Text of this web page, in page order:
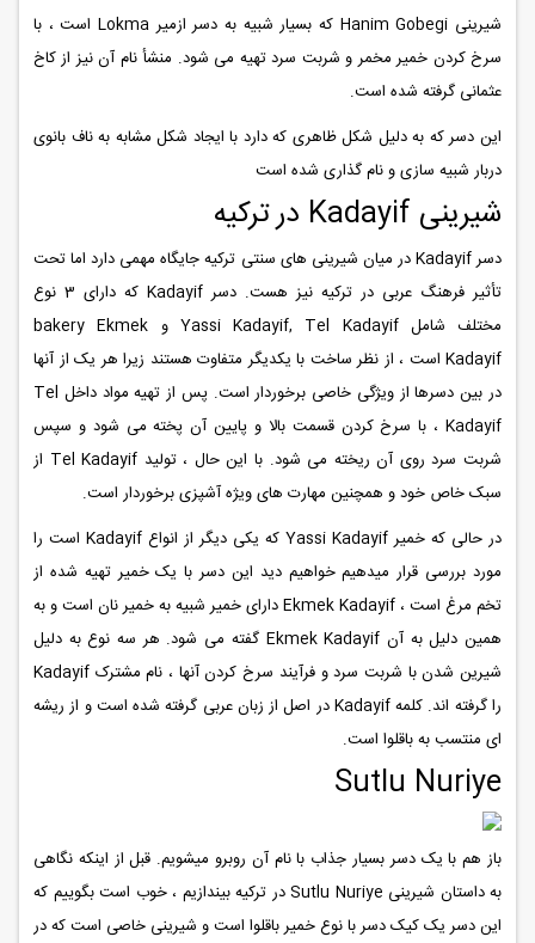
شیرینی Hanim Gobegi که بسیار شبیه به دسر ازمیر Lokma است ، با
سرخ کردن خمیر مخمر و شربت سرد تهیه می شود. منشأ نام آن نیز از کاخ
عثمانی گرفته شده است.
این دسر که به دلیل شکل ظاهری که دارد با ایجاد شکل مشابه به ناف بانوی
دربار شبیه سازی و نام گذاری شده است
شیرینی Kadayif در ترکیه
دسر Kadayif در میان شیرینی های سنتی ترکیه جایگاه مهمی دارد اما تحت
تأثیر فرهنگ عربی در ترکیه نیز هست. دسر Kadayif که دارای 3 نوع
مختلف شامل Yassi Kadayif, Tel Kadayif و bakery Ekmek
Kadayif است ، از نظر ساخت با یکدیگر متفاوت هستند زیرا هر یک از آنها
در بین دسرها از ویژگی خاصی برخوردار است. پس از تهیه مواد داخل Tel
Kadayif ، با سرخ کردن قسمت بالا و پایین آن پخته می شود و سپس
شربت سرد روی آن ریخته می شود. با این حال ، تولید Tel Kadayif از
سبک خاص خود و همچنین مهارت های ویژه آشپزی برخوردار است.
در حالی که خمیر Yassi Kadayif که یکی دیگر از انواع Kadayif است را
مورد بررسی قرار میدهیم خواهیم دید این دسر با یک خمیر تهیه شده از
تخم مرغ است ، Ekmek Kadayif دارای خمیر شبیه به خمیر نان است و به
همین دلیل به آن Ekmek Kadayif گفته می شود. هر سه نوع به دلیل
شیرین شدن با شربت سرد و فرآیند سرخ کردن آنها ، نام مشترک Kadayif
را گرفته اند. کلمه Kadayif در اصل از زبان عربی گرفته شده است و از ریشه
ای منتسب به باقلوا است.
Sutlu Nuriye
باز هم با یک دسر بسیار جذاب با نام آن روبرو میشویم. قبل از اینکه نگاهی
به داستان شیرینی Sutlu Nuriye در ترکیه بیندازیم ، خوب است بگوییم که
این دسر یک کیک دسر با نوع خمیر باقلوا است و شیرینی خاصی است که در